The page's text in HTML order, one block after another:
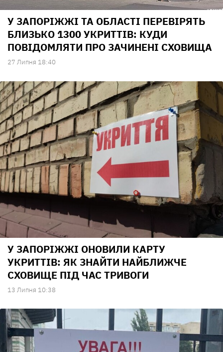
У ЗАПОРІЖЖІ ТА ОБЛАСТІ ПЕРЕВІРЯТЬ
БЛИЗЬКО 1300 УКРИТТІВ: КУДИ
ПОВІДОМЛЯТИ ПРО ЗАЧИНЕНІ СХОВИЩА
27 Липня 18:40
У ЗАПОРІЖЖІ ОНОВИЛИ КАРТУ
УКРИТТІВ: ЯК ЗНАЙТИ НАЙБЛИЖЧЕ
СХОВИЩЕ ПІД ЧАС ТРИВОГИ
13 Липня 10:38